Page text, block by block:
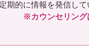
期的に情報を発信して
※カウンセリング